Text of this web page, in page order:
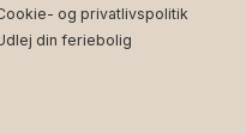
og privatlivspolitik
din feriebolig